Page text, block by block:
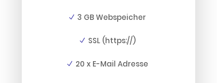
3 GB Webspeicher
SSL (https://)
20 x E-Mail Adresse